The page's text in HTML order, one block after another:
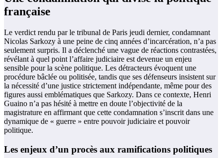
française
Le verdict rendu par le tribunal de Paris jeudi dernier, condamnant
Nicolas Sarkozy à une peine de cinq années d’incarcération, n’a pas
seulement surpris. Il a déclenché une vague de réactions contrastées,
révélant à quel point l’affaire judiciaire est devenue un enjeu
sensible pour la scène politique. Les détracteurs évoquent une
procédure bâclée ou politisée, tandis que ses défenseurs insistent sur
la nécessité d’une justice strictement indépendante, même pour des
figures aussi emblématiques que Sarkozy. Dans ce contexte, Henri
Guaino n’a pas hésité à mettre en doute l’objectivité de la
magistrature en affirmant que cette condamnation s’inscrit dans une
dynamique de « guerre » entre pouvoir judiciaire et pouvoir
politique.
Les enjeux d’un procès aux ramifications politiques